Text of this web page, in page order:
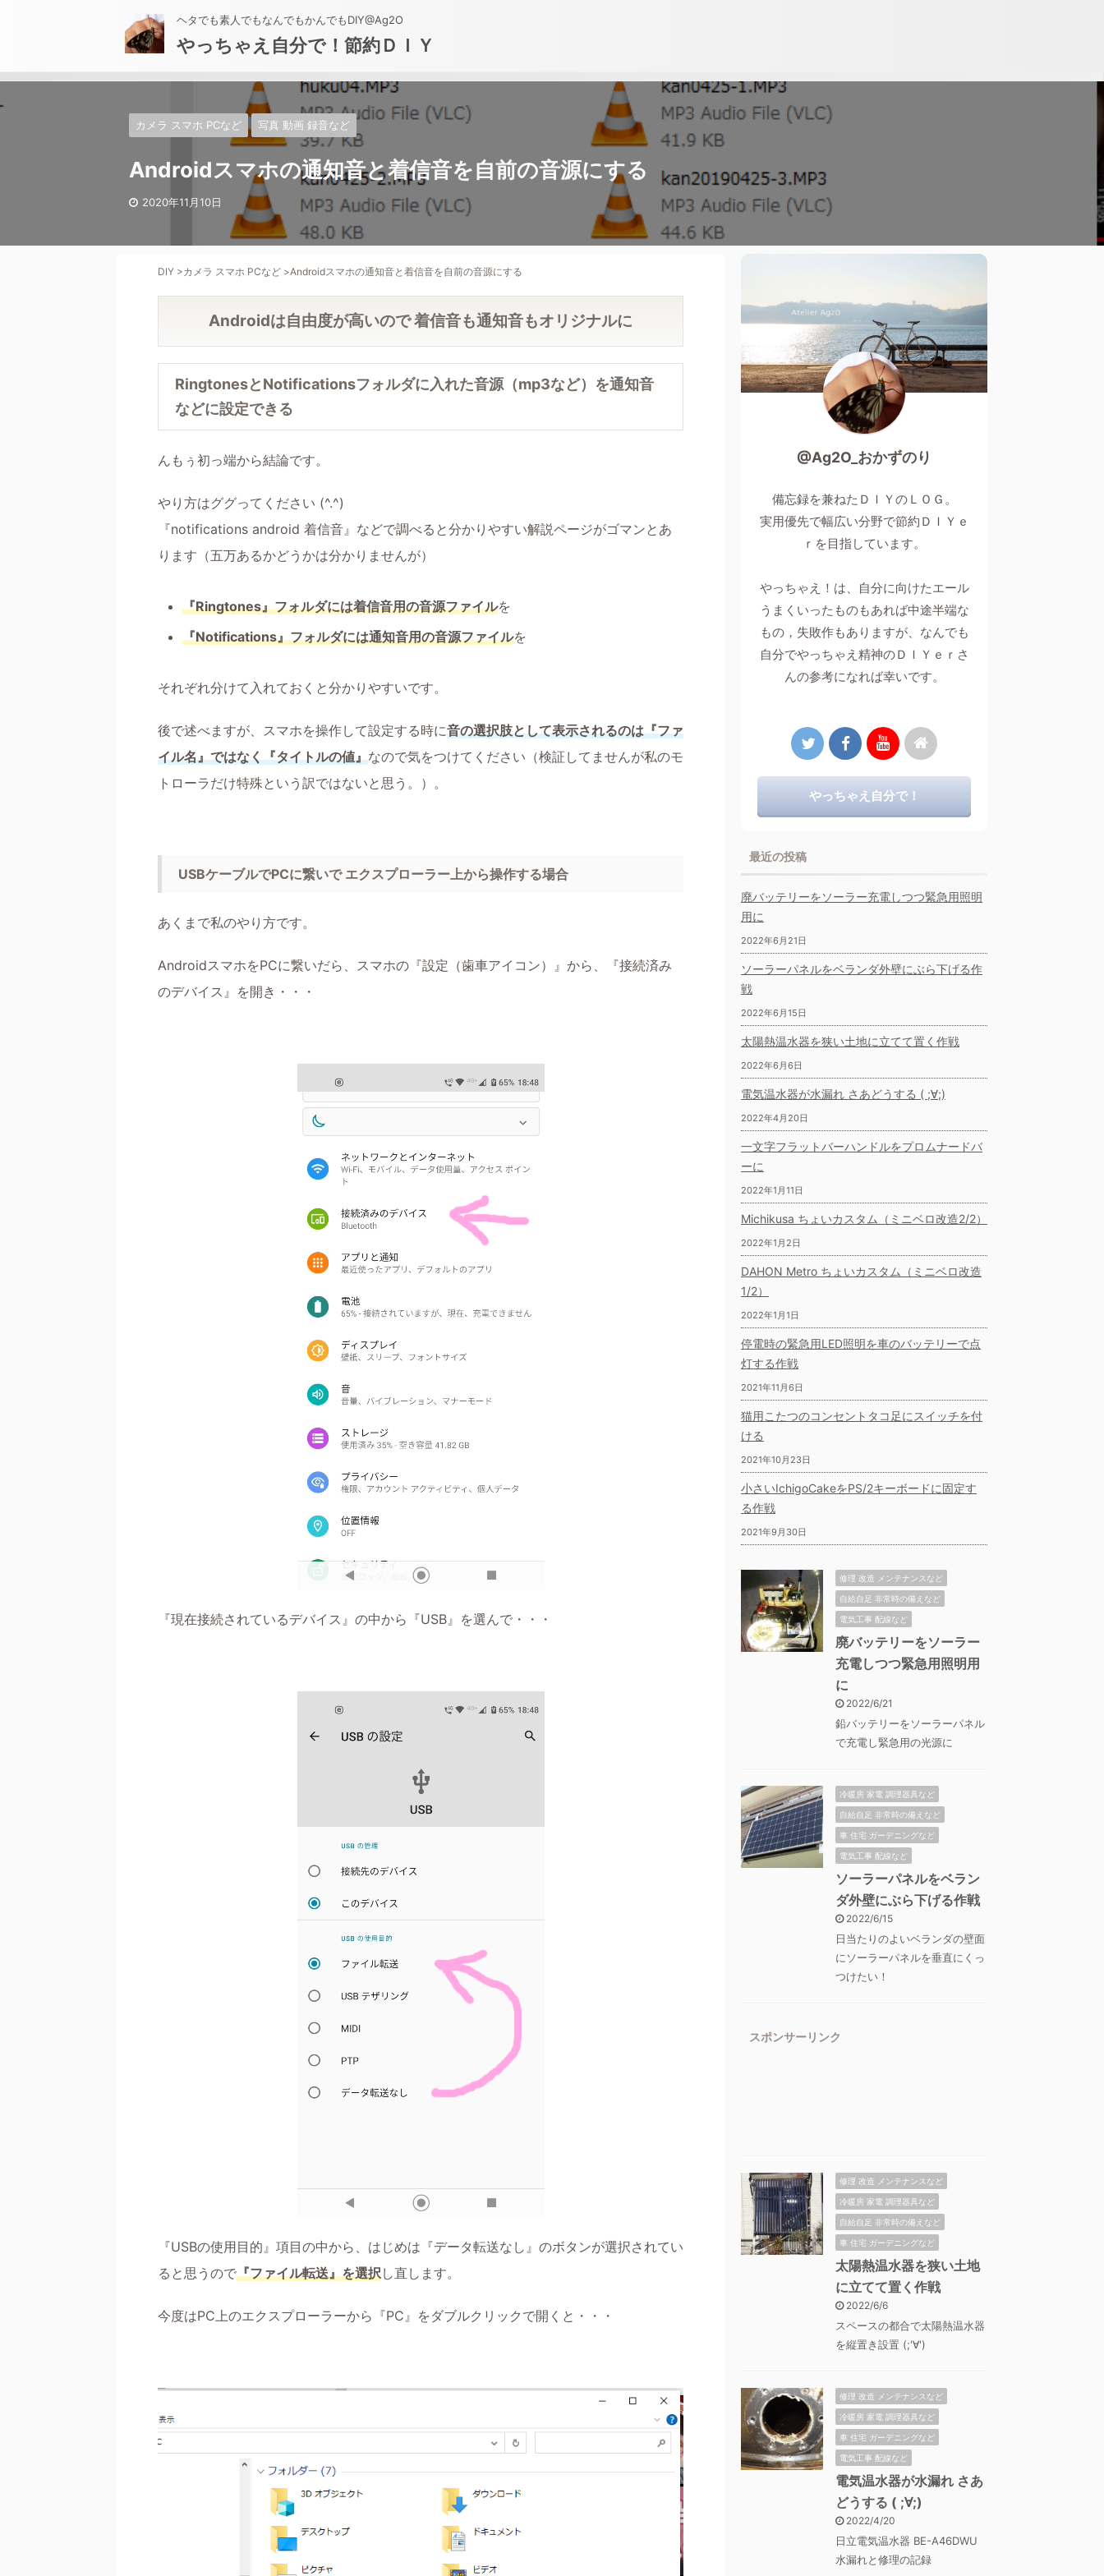
ヘタでも素人でもなんでもかんでもDIY@Ag2O
やっちゃえ自分で！節約ＤＩＹ
カメラ スマホ PCなど 写真 動画 録音など
Androidスマホの通知音と着信音を自前の音源にする
2020年11月10日
DIY >カメラ スマホ PCなど >Androidスマホの通知音と着信音を自前の音源にする
Androidは自由度が高いので 着信音も通知音もオリジナルに
RingtonesとNotificationsフォルダに入れた音源（mp3など）を通知音
などに設定できる
んもぅ初っ端から結論です。
やり方はググってください (^.^)
『notifications android 着信音』などで調べると分かりやすい解説ページがゴマンとあ
ります（五万あるかどうかは分かりませんが）
『Ringtones』フォルダには着信音用の音源ファイルを
『Notifications』フォルダには通知音用の音源ファイルを
それぞれ分けて入れておくと分かりやすいです。
後で述べますが、スマホを操作して設定する時に音の選択肢として表示されるのは『ファ
イル名』ではなく『タイトルの値』なので気をつけてください（検証してませんが私のモ
トローラだけ特殊という訳ではないと思う。）。
USBケーブルでPCに繋いで エクスプローラー上から操作する場合
あくまで私のやり方です。
AndroidスマホをPCに繋いだら、スマホの『設定（歯車アイコン）』から、『接続済み
のデバイス』を開き・・・
『現在接続されているデバイス』の中から『USB』を選んで・・・
『USBの使用目的』項目の中から、はじめは『データ転送なし』のボタンが選択されてい
ると思うので『ファイル転送』を選択し直します。
今度はPC上のエクスプローラーから『PC』をダブルクリックで開くと・・・
@Ag2O_おかずのり
備忘録を兼ねたＤＩＹのＬＯＧ。
実用優先で幅広い分野で節約ＤＩＹｅ
ｒを目指しています。
やっちゃえ！は、自分に向けたエール
うまくいったものもあれば中途半端な
もの，失敗作もありますが、なんでも
自分でやっちゃえ精神のＤＩＹｅｒさ
んの参考になれば幸いです。
やっちゃえ自分で！
最近の投稿
廃バッテリーをソーラー充電しつつ緊急用照明
用に
2022年6月21日
ソーラーパネルをベランダ外壁にぶら下げる作
戦
2022年6月15日
太陽熱温水器を狭い土地に立てて置く作戦
2022年6月6日
電気温水器が水漏れ さあどうする ( ;∀;)
2022年4月20日
一文字フラットバーハンドルをプロムナードバ
ーに
2022年1月11日
Michikusa ちょいカスタム（ミニベロ改造2/2）
2022年1月2日
DAHON Metro ちょいカスタム（ミニベロ改造
1/2）
2022年1月1日
停電時の緊急用LED照明を車のバッテリーで点
灯する作戦
2021年11月6日
猫用こたつのコンセントタコ足にスイッチを付
ける
2021年10月23日
小さいIchigoCakeをPS/2キーボードに固定す
る作戦
2021年9月30日
修理 改造 メンテナンスなど
自給自足 非常時の備えなど
電気工事 配線など
廃バッテリーをソーラー
充電しつつ緊急用照明用
に
2022/6/21
鉛バッテリーをソーラーパネル
で充電し緊急用の光源に
冷暖房 家電 調理器具など
自給自足 非常時の備えなど
車 住宅 ガーデニングなど
電気工事 配線など
ソーラーパネルをベラン
ダ外壁にぶら下げる作戦
2022/6/15
日当たりのよいベランダの壁面
にソーラーパネルを垂直にくっ
つけたい！
スポンサーリンク
修理 改造 メンテナンスなど
冷暖房 家電 調理器具など
自給自足 非常時の備えなど
車 住宅 ガーデニングなど
太陽熱温水器を狭い土地
に立てて置く作戦
2022/6/6
スペースの都合で太陽熱温水器
を縦置き設置 (;'∀')
修理 改造 メンテナンスなど
冷暖房 家電 調理器具など
車 住宅 ガーデニングなど
電気工事 配線など
電気温水器が水漏れ さあ
どうする ( ;∀;)
2022/4/20
日立電気温水器 BE-A46DWU
水漏れと修理の記録